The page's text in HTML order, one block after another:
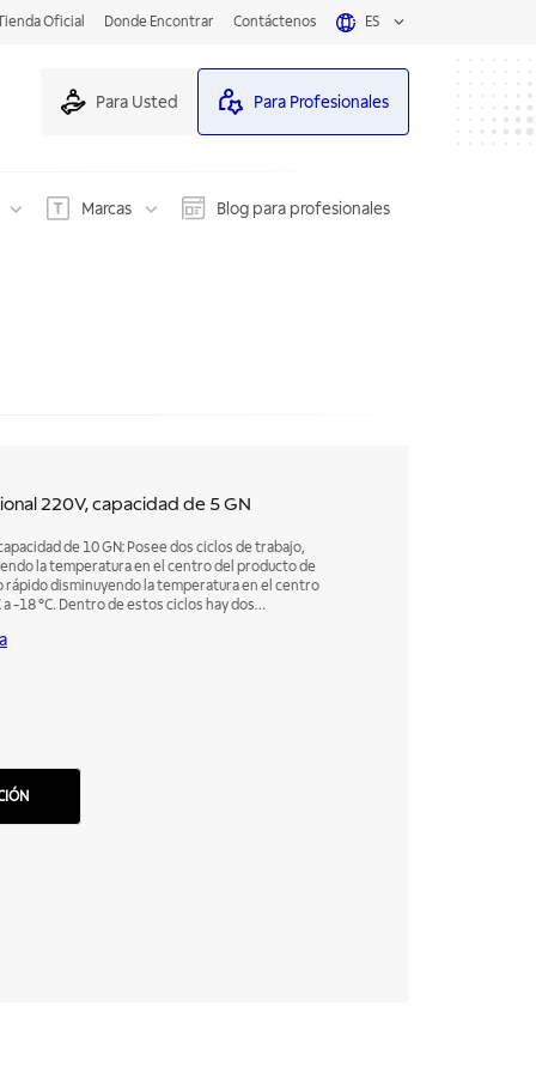
Oficial Donde Encontrar Contáctenos ES
Para Usted Para Profesionales
Marcas Blog para profesionales
220V, capacidad de 5 GN
de 10 GN: Posee dos ciclos de trabajo,
la temperatura en el centro del producto de
rápido disminuyendo la temperatura en el centro
-18 °C. Dentro de estos ciclos hay dos
productos densos y con alto contenido de grasa o